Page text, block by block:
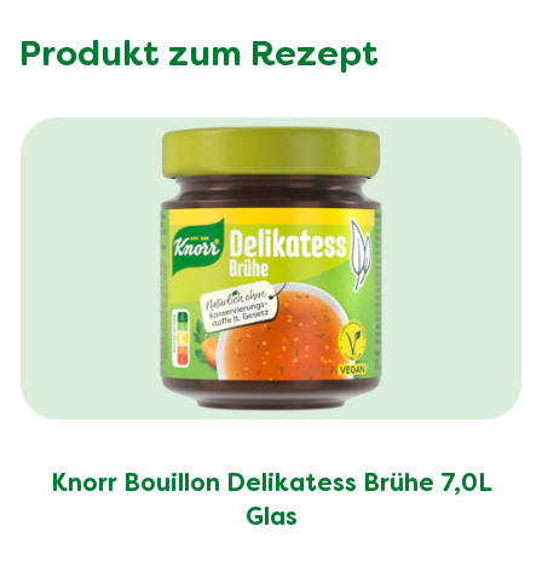
Produkt zum Rezept
Knorr Bouillon Delikatess Brühe 7,0L
Glas